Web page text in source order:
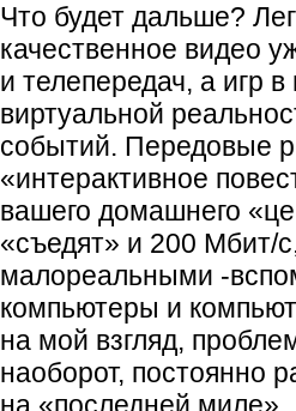
Что будет дальше?
качественное видео
и телепередач, а игр
виртуальной
событий. Передовые
«интерактивное
вашего домашнего
«съедят» и 200 Мбит/
малореальными -
компьютеры и
на мой взгляд,
наоборот, постоянно